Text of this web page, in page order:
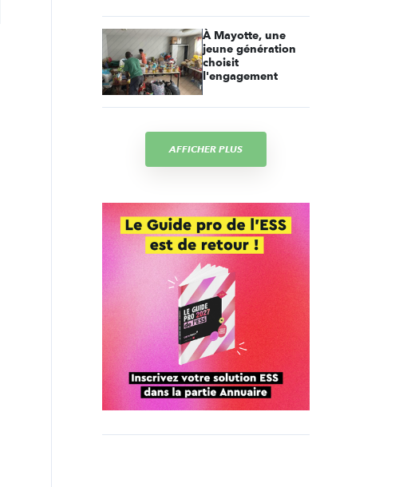
À Mayotte, une
jeune génération
choisit
l'engagement
AFFICHER PLUS